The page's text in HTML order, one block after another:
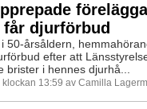
får djurförbud
50-årsåldern,
efter att
brister i hennes djurhå...
13:59 av Camilla